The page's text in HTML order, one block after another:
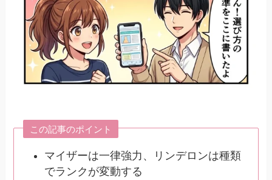
この記事のポイント
マイザーは一律強力、リンデロンは種類
でランクが変動する